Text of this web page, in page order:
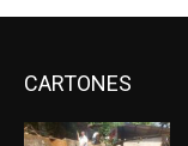
CARTONES